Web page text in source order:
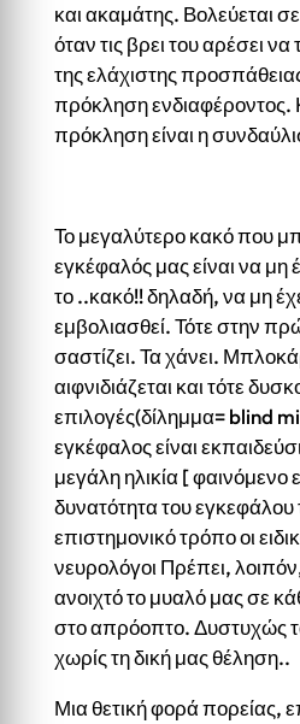
και ακαμάτης. Βολεύεται
όταν τις βρει του αρέσει να
της ελάχιστης
πρόκληση ενδιαφέροντος.
πρόκληση είναι η
Το μεγαλύτερο κακό που
εγκέφαλός μας είναι να μη
το ..κακό!! δηλαδή, να μη
εμβολιασθεί. Τότε στην
σαστίζει. Τα χάνει.
αιφνιδιάζεται και τότε
επιλογές(δίλημμα= blind
εγκέφαλος είναι
μεγάλη ηλικία [ φαινόμενο
δυνατότητα του
επιστημονικό τρόπο οι
νευρολόγοι Πρέπει,
ανοιχτό το μυαλό μας σε
στο απρόοπτο. Δυστυχώς
χωρίς τη δική μας θέληση..
Μια θετική φορά πορείας,